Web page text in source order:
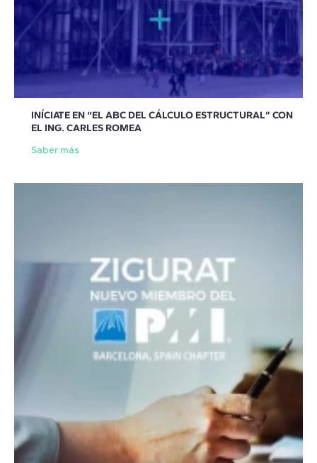
INÍCIATE EN “EL ABC DEL CÁLCULO ESTRUCTURAL” CON
EL ING. CARLES ROMEA
Saber más